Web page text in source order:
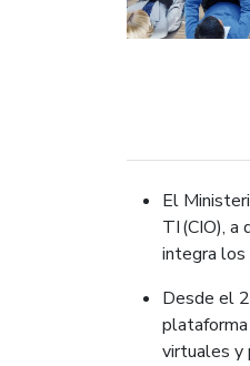
El
TI (CIO),
integra los
Desde el
plataforma
virtuales y